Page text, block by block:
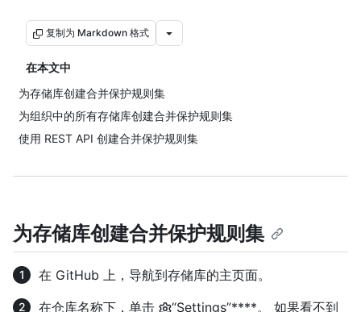
复制为 Markdown 格式
在本文中
为存储库创建合并保护规则集
为组织中的所有存储库创建合并保护规则集
使用 REST API 创建合并保护规则集
为存储库创建合并保护规则集
在 GitHub 上，导航到存储库的主页面。
在仓库名称下，单击
“Settings”****。 如果看不到